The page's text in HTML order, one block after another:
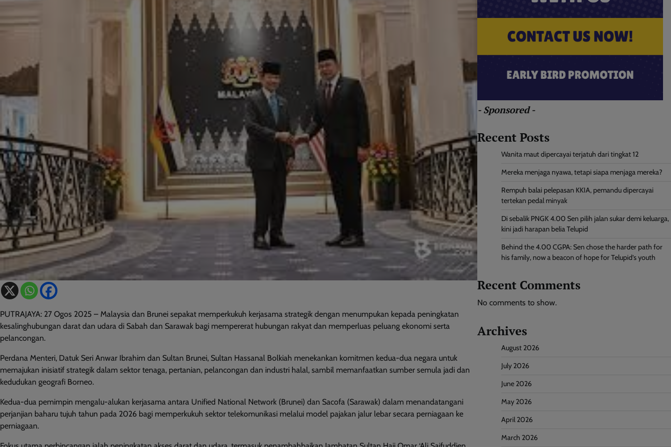
PUTRAJAYA: 27 Ogos 2025 – Malaysia dan Brunei sepakat memperkukuh kerjasama strategik dengan menumpukan kepada peningkatan
kesalinghubungan darat dan udara di Sabah dan Sarawak bagi mempererat hubungan rakyat dan memperluas peluang ekonomi serta
pelancongan.
Perdana Menteri, Datuk Seri Anwar Ibrahim dan Sultan Brunei, Sultan Hassanal Bolkiah menekankan komitmen kedua-dua negara untuk
memajukan inisiatif strategik dalam sektor tenaga, pertanian, pelancongan dan industri halal, sambil memanfaatkan sumber semula jadi dan
kedudukan geografi Borneo.
Kedua-dua pemimpin mengalu-alukan kerjasama antara Unified National Network (Brunei) dan Sacofa (Sarawak) dalam menandatangani
perjanjian baharu tujuh tahun pada 2026 bagi memperkukuh sektor telekomunikasi melalui model pajakan jalur lebar secara perniagaan ke
perniagaan.
- Sponsored -
Recent Posts
Wanita maut dipercayai terjatuh dari tingkat 12
Mereka menjaga nyawa, tetapi siapa menjaga mereka?
Rempuh balai pelepasan KKIA, pemandu dipercayai
tertekan pedal minyak
Di sebalik PNGK 4.00 Sen pilih jalan sukar demi keluarga,
kini jadi harapan belia Telupid
Behind the 4.00 CGPA: Sen chose the harder path for
his family, now a beacon of hope for Telupid’s youth
Recent Comments
No comments to show.
Archives
August 2026
July 2026
June 2026
May 2026
April 2026
March 2026